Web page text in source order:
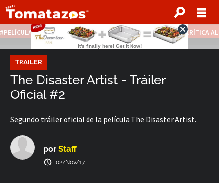
PELÍCULAS STREAMING GRATIS NOTICIAS DESTACADAS CRÍTICA
TRAILER
The Disaster Artist - Tráiler
Oficial #2
Segundo tráiler oficial de la película The Disaster Artist.
por Staff
02/Nov/17